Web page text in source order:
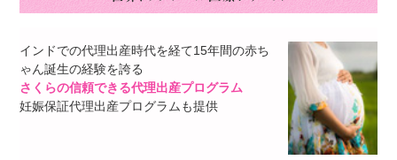
インドでの代理出産時代を経て15年間の赤ち
ゃん誕生の経験を誇る
さくらの信頼できる代理出産プログラム
妊娠保証代理出産プログラムも提供